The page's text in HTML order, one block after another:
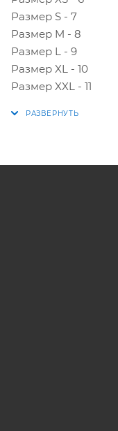
Размер S - 7
Размер M - 8
Размер L - 9
Размер XL - 10
Размер XXL - 11